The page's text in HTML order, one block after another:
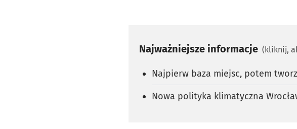
Najważniejsze informacje (kliknij,
Najpierw baza miejsc, potem
Nowa polityka klimatyczna